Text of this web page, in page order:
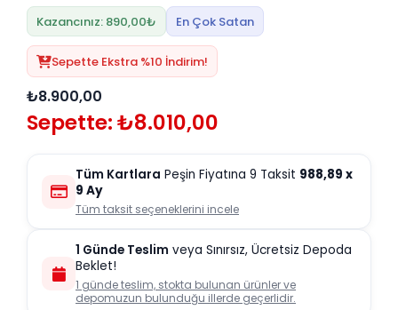
Kazancınız: 890,00₺ En Çok Satan
Sepette Ekstra %10 İndirim!
₺8.900,00
Sepette: ₺8.010,00
Tüm Kartlara Peşin Fiyatına 9 Taksit 988,89 x
9 Ay
Tüm taksit seçeneklerini incele
1 Günde Teslim veya Sınırsız, Ücretsiz Depoda
Beklet!
1 günde teslim, stokta bulunan ürünler ve
depomuzun bulunduğu illerde geçerlidir.